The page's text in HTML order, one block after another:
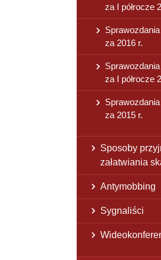
za I półrocze
za 2016 r.
za I półrocze
za 2015 r.
Sposoby
załatwiania
Antymobbing
Sygnaliści